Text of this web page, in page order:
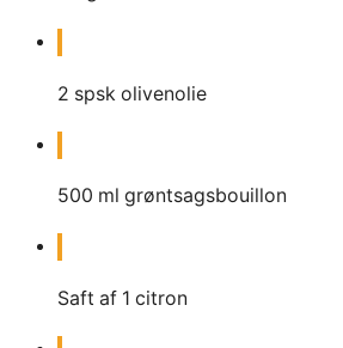
2 spsk olivenolie
500 ml grøntsagsbouillon
Saft af 1 citron